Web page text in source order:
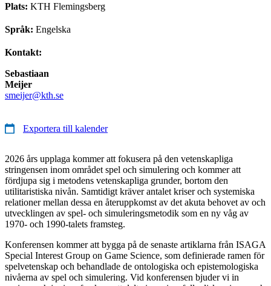
Plats: KTH Flemingsberg
Språk: Engelska
Kontakt:
Sebastiaan
Meijer
smeijer@kth.se
Exportera till kalender
2026 års upplaga kommer att fokusera på den vetenskapliga
stringensen inom området spel och simulering och kommer att
fördjupa sig i metodens vetenskapliga grunder, bortom den
utilitaristiska nivån. Samtidigt kräver antalet kriser och systemiska
relationer mellan dessa en återuppkomst av det akuta behovet av och
utvecklingen av spel- och simuleringsmetodik som en ny våg av
1970- och 1990-talets framsteg.
Konferensen kommer att bygga på de senaste artiklarna från ISAGA
Special Interest Group on Game Science, som definierade ramen för
spelvetenskap och behandlade de ontologiska och epistemologiska
nivåerna av spel och simulering. Vid konferensen bjuder vi in